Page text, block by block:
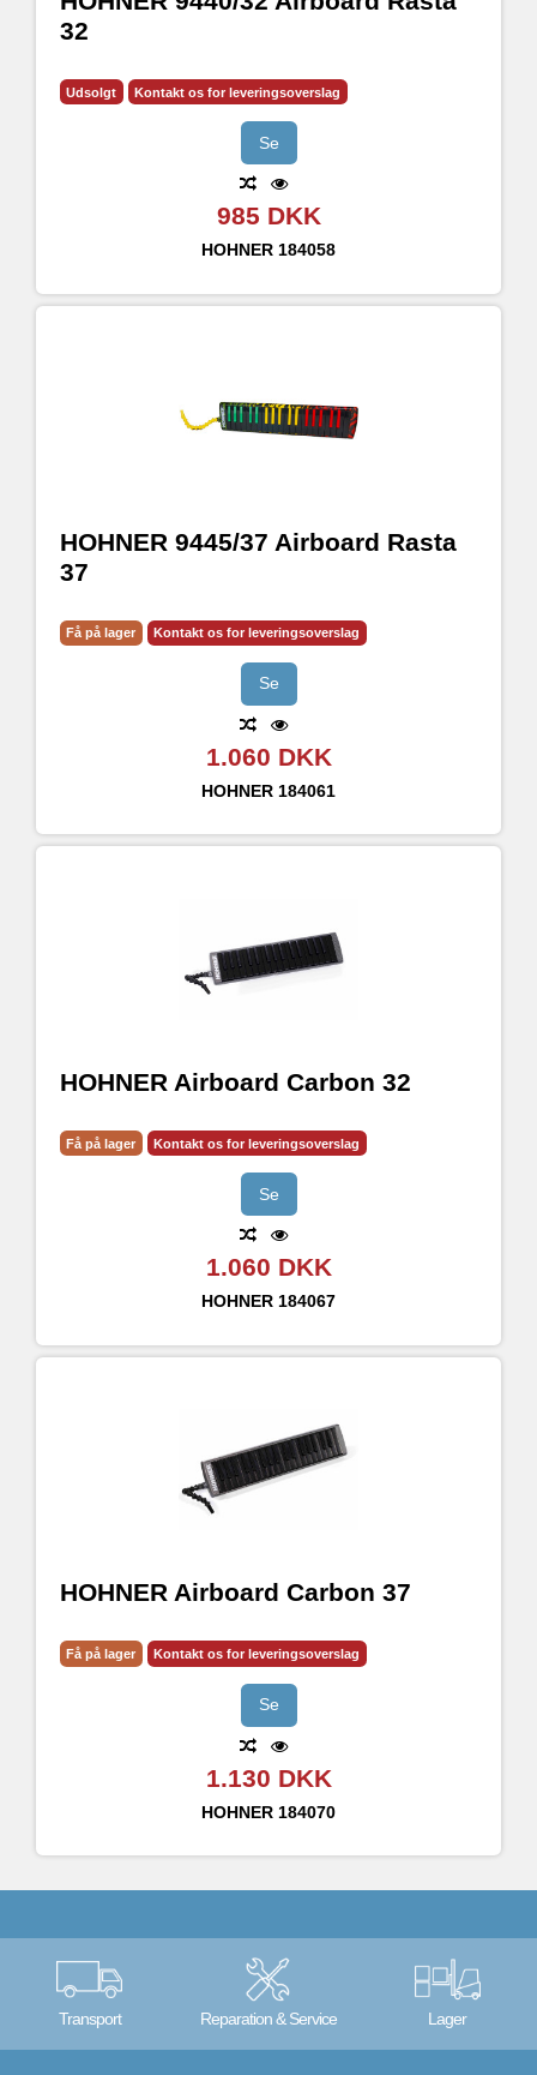
32
Udsolgt Kontakt os for leveringsoverslag
Se
985 DKK
HOHNER 184058
HOHNER 9445/37 Airboard Rasta
37
Få på lager Kontakt os for leveringsoverslag
Se
1.060 DKK
HOHNER 184061
HOHNER Airboard Carbon 32
Få på lager Kontakt os for leveringsoverslag
Se
1.060 DKK
HOHNER 184067
HOHNER Airboard Carbon 37
Få på lager Kontakt os for leveringsoverslag
Se
1.130 DKK
HOHNER 184070
Transport Reparation & Service Lager